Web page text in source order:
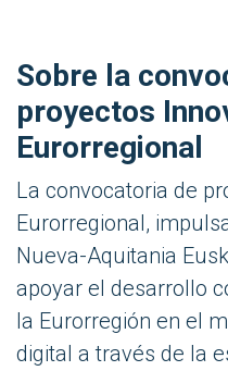
Sobre la
proyectos
Eurorregional
La convocatoria de
Eurorregional,
Nueva-Aquitania
apoyar el desarrollo
la Eurorregión en el
digital a través de la